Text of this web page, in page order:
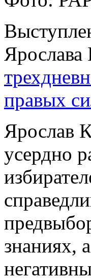
Ярослава
правых
Ярослав
усердно
знаниях,